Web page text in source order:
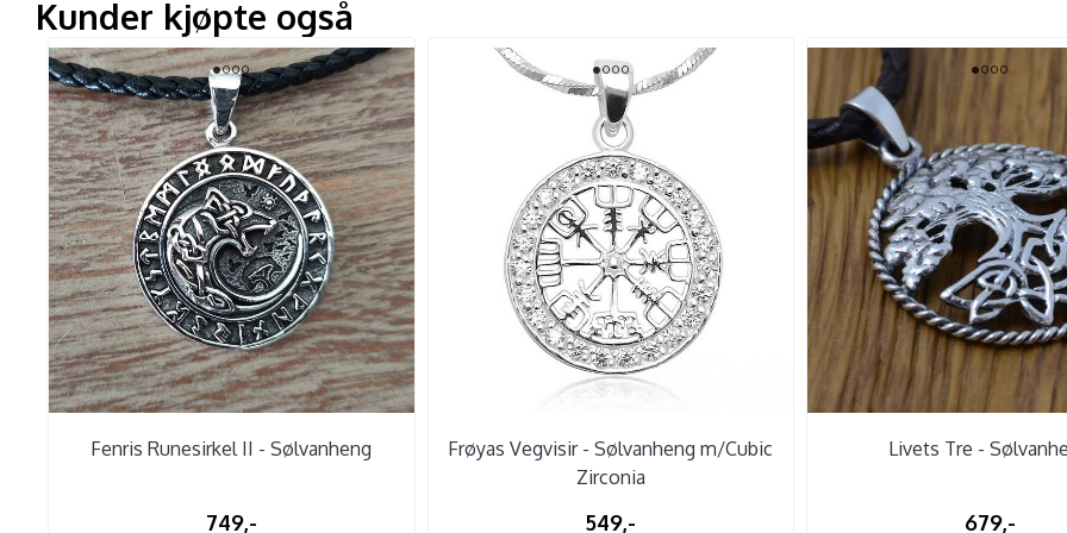
Kunder kjøpte også
Fenris Runesirkel II - Sølvanheng
749,-
Frøyas Vegvisir - Sølvanheng m/Cubic
Zirconia
549,-
Livets Tre -
679,-